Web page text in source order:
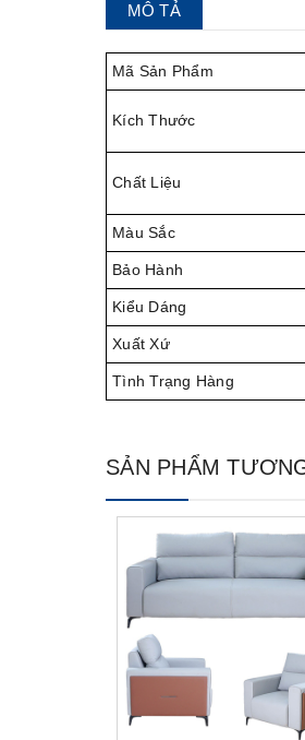
MÔ TẢ
Mã Sản Phẩm
Kích Thước
Chất Liệu
Màu Sắc
Bảo Hành
Kiểu Dáng
Xuất Xứ
Tình Trạng Hàng
SẢN PHẨM